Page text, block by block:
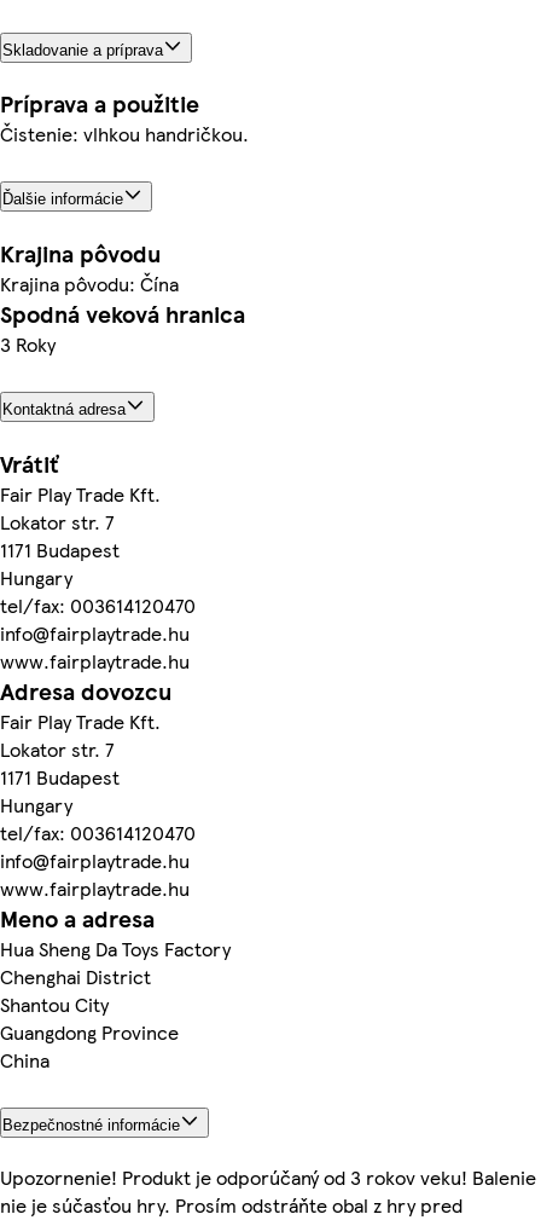
Skladovanie a príprava
Príprava a použitie
Čistenie: vlhkou handričkou.
Ďalšie informácie
Krajina pôvodu
Krajina pôvodu: Čína
Spodná veková hranica
3 Roky
Kontaktná adresa
Vrátiť
Fair Play Trade Kft.
Lokator str. 7
1171 Budapest
Hungary
tel/fax: 003614120470
info@fairplaytrade.hu
www.fairplaytrade.hu
Adresa dovozcu
Fair Play Trade Kft.
Lokator str. 7
1171 Budapest
Hungary
tel/fax: 003614120470
info@fairplaytrade.hu
www.fairplaytrade.hu
Meno a adresa
Hua Sheng Da Toys Factory
Chenghai District
Shantou City
Guangdong Province
China
Bezpečnostné informácie
Upozornenie! Produkt je odporúčaný od 3 rokov veku! Balenie
nie je súčasťou hry. Prosím odstráňte obal z hry pred